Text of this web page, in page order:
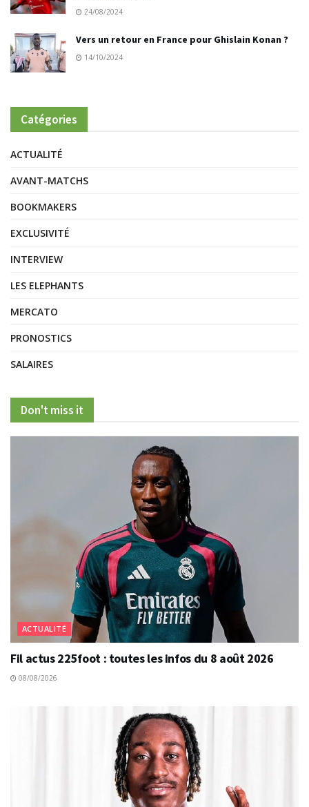
24/08/2024
Vers un retour en France pour Ghislain Konan ?
14/10/2024
Catégories
ACTUALITÉ
AVANT-MATCHS
BOOKMAKERS
EXCLUSIVITÉ
INTERVIEW
LES ELEPHANTS
MERCATO
PRONOSTICS
SALAIRES
Don't miss it
ACTUALITÉ
Fil actus 225foot : toutes les infos du 8 août 2026
08/08/2026